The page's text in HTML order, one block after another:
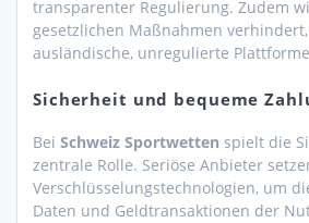
transparenter Regulierung. Zudem
gesetzlichen Maßnahmen
ausländische, unregulierte
Sicherheit und bequeme
Bei Schweiz Sportwetten spielt die
zentrale Rolle. Seriöse Anbieter
Verschlüsselungstechnologien, um
Daten und Geldtransaktionen der